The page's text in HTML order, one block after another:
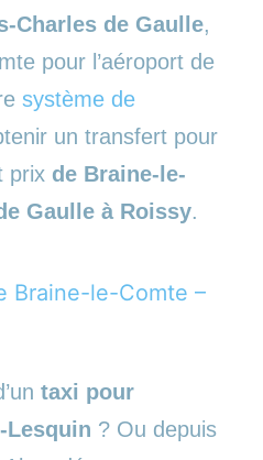
Charles de Gaulle,
pour l’aéroport de
système de
un transfert pour
prix de Braine-le-
Gaulle à Roissy.
Braine-le-Comte –
taxi pour
Lesquin ? Ou depuis